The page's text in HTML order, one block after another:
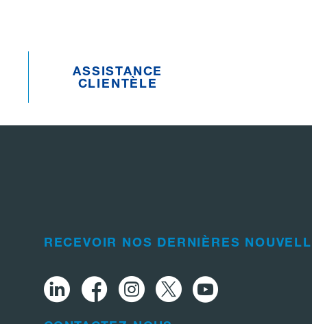
ASSISTANCE
CLIENTÈLE
RECEVOIR NOS DERNIÈRES